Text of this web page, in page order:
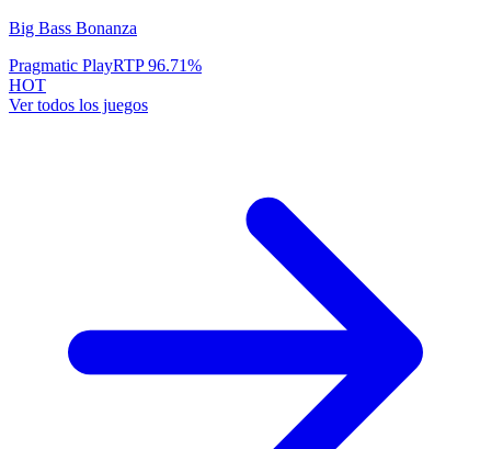
Big Bass Bonanza
Pragmatic PlayRTP96.71%
HOT
Ver todos los juegos